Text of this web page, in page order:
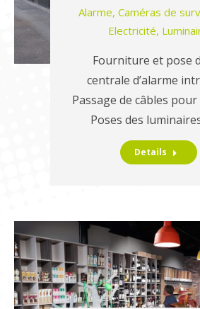
Alarme, Caméras de
Electricité,
Fourniture et pose
centrale d’alarme
Passage de câbles
Poses des
Details